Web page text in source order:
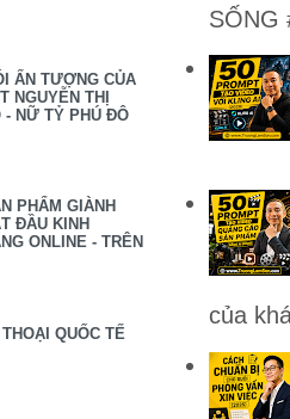
ẤN TƯỢNG CỦA
NGUYỄN THỊ
- NỮ TỶ PHÚ ĐÔ
PHẨM GIÀNH
ĐẦU KINH
ONLINE - TRÊN
QUỐC TẾ
SỐNG
của